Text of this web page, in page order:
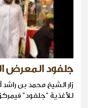
جلفود المعرض
زار الشيخ محمد بن
للأغذية "جلفود"